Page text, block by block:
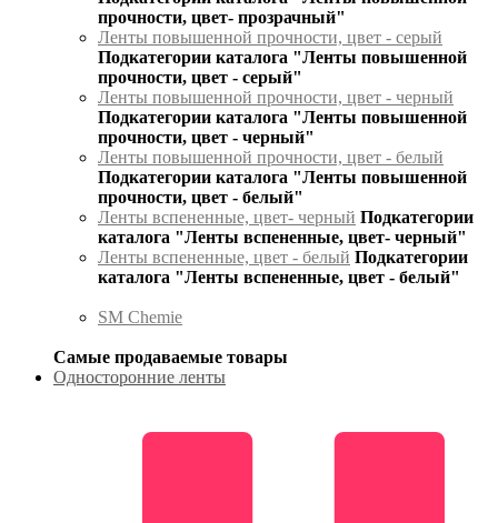
прочности, цвет- прозрачный"
Ленты повышенной прочности, цвет - серый
Подкатегории каталога "Ленты повышенной
прочности, цвет - серый"
Ленты повышенной прочности, цвет - черный
Подкатегории каталога "Ленты повышенной
прочности, цвет - черный"
Ленты повышенной прочности, цвет - белый
Подкатегории каталога "Ленты повышенной
прочности, цвет - белый"
Ленты вспененные, цвет- черный Подкатегории
каталога "Ленты вспененные, цвет- черный"
Ленты вспененные, цвет - белый Подкатегории
каталога "Ленты вспененные, цвет - белый"
SM Chemie
Самые продаваемые товары
Односторонние ленты